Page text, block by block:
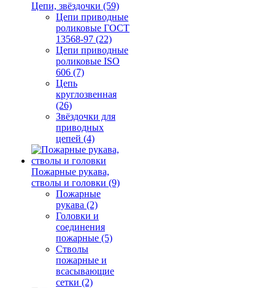
Цепи, звёздочки (59)
Цепи приводные
роликовые ГОСТ
13568-97 (22)
Цепи приводные
роликовые ISO
606 (7)
Цепь
круглозвенная
(26)
Звёздочки для
приводных
цепей (4)
Пожарные рукава,
стволы и головки (9)
Пожарные
рукава (2)
Головки и
соединения
пожарные (5)
Стволы
пожарные и
всасывающие
сетки (2)